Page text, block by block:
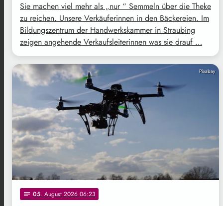
Sie machen viel mehr als „nur “ Semmeln über die Theke
zu reichen. Unsere Verkäuferinnen in den Bäckereien. Im
Bildungszentrum der Handwerkskammer in Straubing
zeigen angehende Verkaufsleiterinnen was sie drauf …
Pixabay
notes 05. August 2026 06:23